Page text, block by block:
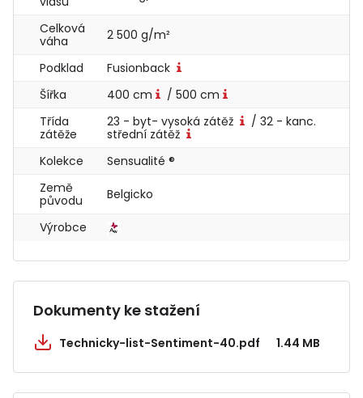
Celková
váha
2 500 g/m²
Podklad
Fusionback
Šířka
400 cm
/ 500 cm
Třída
zátěže
23 - byt- vysoká zátěž
/ 32 - kanc.
střední zátěž
Kolekce
Sensualité ®
Země
původu
Belgicko
Výrobce
Dokumenty ke stažení
Technicky-list-Sentiment-40.pdf 1.44 MB